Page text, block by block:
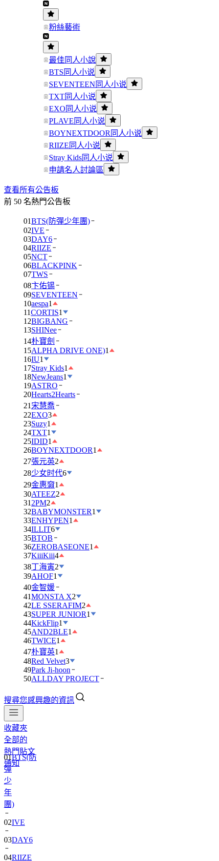
粉絲藝術
最佳同人小說
BTS同人小说
SEVENTEEN同人小说
TXT同人小说
EXO同人小说
PLAVE同人小说
BOYNEXTDOOR同人小说
RIIZE同人小说
Stray Kids同人小说
申請名人討論區
查看所有公告板
前 50 名熱門公告板
01BTS(防彈少年團)
02IVE
03DAY6
04RIIZE
05NCT
06BLACKPINK
07TWS
08卞佑锡
09SEVENTEEN
10aespa1
11CORTIS1
12BIGBANG
13SHINee
14朴寶劍
15ALPHA DRIVE ONE)1
16IU1
17Stray Kids1
18NewJeans1
19ASTRO
20Hearts2Hearts
21 宋慧喬
22EXO3
23Suzy1
24TXT1
25IDID1
26BOYNEXTDOOR1
27張元英2
28少女时代6
29金惠奫1
30ATEEZ2
31 2PM2
32BABYMONSTER1
33ENHYPEN1
34ILLIT6
35BTOB
36ZEROBASEONE1
37KiiiKiii4
38丁海寅2
39AHOF1
40金智媛
41MONSTA X2
42LE SSERAFIM2
43SUPER JUNIOR1
44KickFlip1
45AND2BLE1
46TWICE1
47朴寶英1
48Red Velvet3
49Park Ji-hoon
50ALLDAY PROJECT
搜尋您感興趣的資訊
收藏夾
全部的
熱門貼文
通知
01BTS(防
彈
少
年
團)
02IVE
03DAY6
04RIIZE
05NCT